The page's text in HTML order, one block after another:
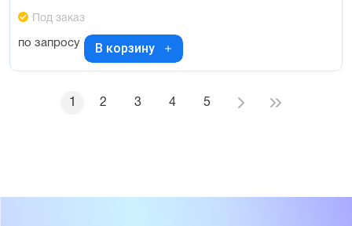
Под заказ
по запросу В корзину
1 2 3 4 5